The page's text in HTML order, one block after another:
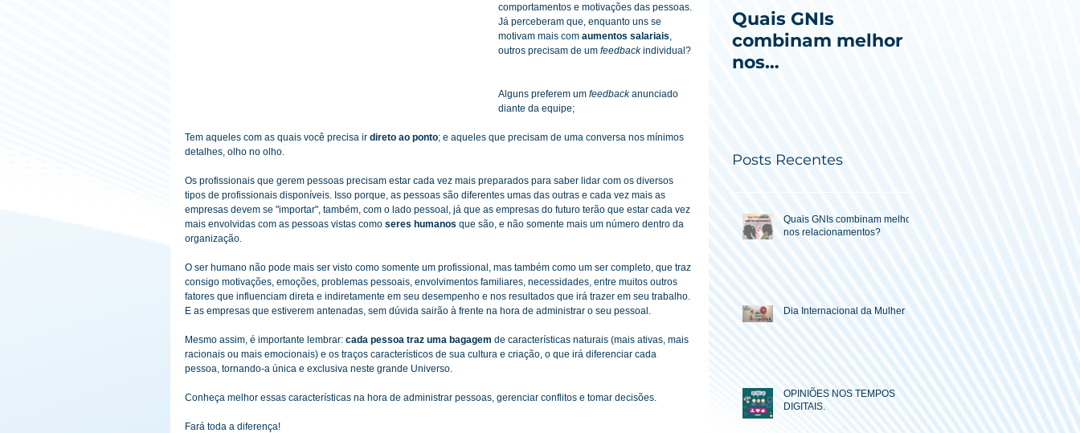
comportamentos e motivações das pessoas.
Já perceberam que, enquanto uns se
motivam mais com aumentos salariais,
outros precisam de um feedback individual?
Alguns preferem um feedback anunciado
diante da equipe;
Tem aqueles com as quais você precisa ir direto ao ponto; e aqueles que precisam de uma conversa nos mínimos
detalhes, olho no olho.
Os profissionais que gerem pessoas precisam estar cada vez mais preparados para saber lidar com os diversos
tipos de profissionais disponíveis. Isso porque, as pessoas são diferentes umas das outras e cada vez mais as
empresas devem se "importar", também, com o lado pessoal, já que as empresas do futuro terão que estar cada vez
mais envolvidas com as pessoas vistas como seres humanos que são, e não somente mais um número dentro da
organização.
O ser humano não pode mais ser visto como somente um profissional, mas também como um ser completo, que traz
consigo motivações, emoções, problemas pessoais, envolvimentos familiares, necessidades, entre muitos outros
fatores que influenciam direta e indiretamente em seu desempenho e nos resultados que irá trazer em seu trabalho.
E as empresas que estiverem antenadas, sem dúvida sairão à frente na hora de administrar o seu pessoal.
Mesmo assim, é importante lembrar: cada pessoa traz uma bagagem de características naturais (mais ativas, mais
racionais ou mais emocionais) e os traços característicos de sua cultura e criação, o que irá diferenciar cada
pessoa, tornando-a única e exclusiva neste grande Universo.
Conheça melhor essas características na hora de administrar pessoas, gerenciar conflitos e tomar decisões.
Fará toda a diferença!
Quais GNIs
combinam melhor
nos
Posts Recentes
Quais GNIs combinam melhor
nos relacionamentos?
Dia Internacional da Mulher
OPINIÕES NOS TEMPOS
DIGITAIS.